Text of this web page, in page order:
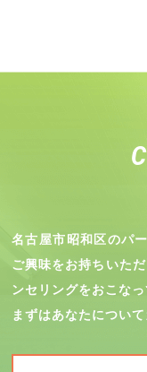
名古屋市昭和区のパ
ご興味をお持ちいた
ンセリングをおこなっ
まずはあなたについ